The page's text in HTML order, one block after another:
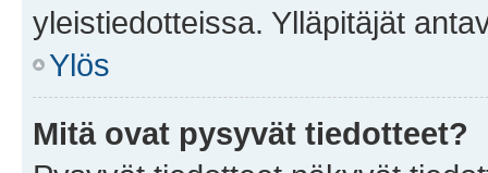
yleistiedotteissa. Ylläpitäjät
Ylös
Mitä ovat pysyvät tiedotteet?